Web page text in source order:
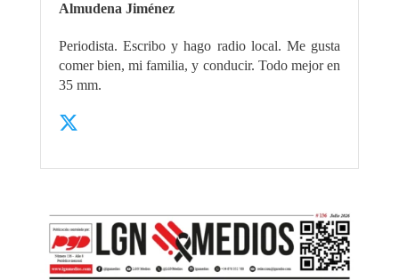
Almudena Jiménez
Periodista. Escribo y hago radio local. Me gusta
comer bien, mi familia, y conducir. Todo mejor en
35 mm.